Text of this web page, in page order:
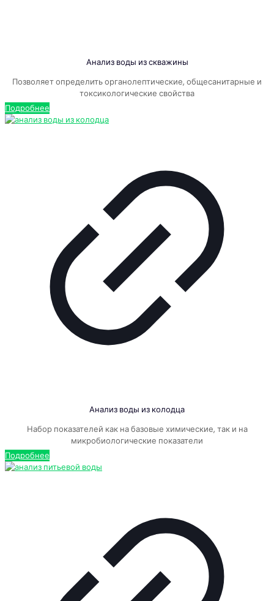
Анализ воды из скважины
Позволяет определить органолептические, общесанитарные и
токсикологические свойства
Подробнее
Анализ воды из колодца
Набор показателей как на базовые химические, так и на
микробиологические показатели
Подробнее